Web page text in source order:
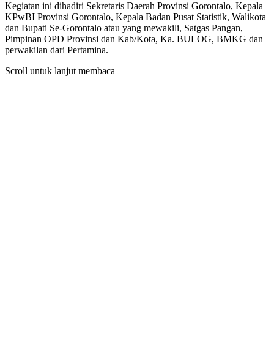
Kegiatan ini dihadiri Sekretaris Daerah Provinsi Gorontalo, Kepala
KPwBI Provinsi Gorontalo, Kepala Badan Pusat Statistik, Walikota
dan Bupati Se-Gorontalo atau yang mewakili, Satgas Pangan,
Pimpinan OPD Provinsi dan Kab/Kota, Ka. BULOG, BMKG dan
perwakilan dari Pertamina.
Scroll untuk lanjut membaca